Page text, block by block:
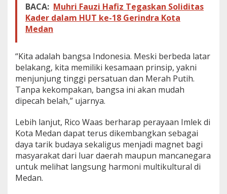
BACA: Muhri Fauzi Hafiz Tegaskan Soliditas
Kader dalam HUT ke-18 Gerindra Kota
Medan
“Kita adalah bangsa Indonesia. Meski berbeda latar
belakang, kita memiliki kesamaan prinsip, yakni
menjunjung tinggi persatuan dan Merah Putih.
Tanpa kekompakan, bangsa ini akan mudah
dipecah belah,” ujarnya.
Lebih lanjut, Rico Waas berharap perayaan Imlek di
Kota Medan dapat terus dikembangkan sebagai
daya tarik budaya sekaligus menjadi magnet bagi
masyarakat dari luar daerah maupun mancanegara
untuk melihat langsung harmoni multikultural di
Medan.